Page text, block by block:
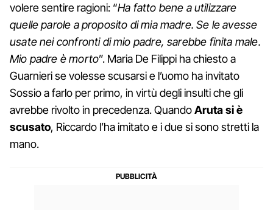
volere sentire ragioni: “Ha fatto bene a utilizzare
quelle parole a proposito di mia madre. Se le avesse
usate nei confronti di mio padre, sarebbe finita male.
Mio padre è morto”. Maria De Filippi ha chiesto a
Guarnieri se volesse scusarsi e l’uomo ha invitato
Sossio a farlo per primo, in virtù degli insulti che gli
avrebbe rivolto in precedenza. QuandoAruta si è
scusato, Riccardo l’ha imitato e i due si sono stretti la
mano.